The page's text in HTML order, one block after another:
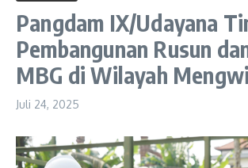
Pangdam IX/Udayana
Pembangunan Rusun
MBG di Wilayah Mengwi
Juli 24, 2025